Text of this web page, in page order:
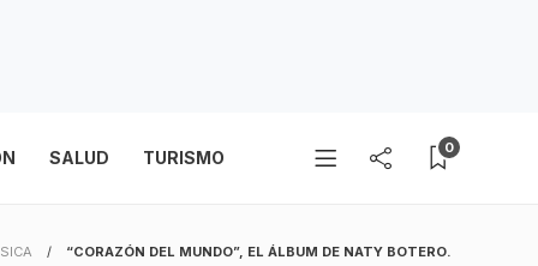
SALUD TURISMO 0
“CORAZÓN DEL MUNDO”, EL ÁLBUM DE NATY BOTERO.